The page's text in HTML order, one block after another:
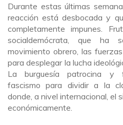
Durante estas últimas
reacción está desbocada y
completamente impunes.
socialdemócrata, que ha
movimiento obrero, las
para desplegar la lucha
La burguesía patrocina y
fascismo para dividir a la
donde, a nivel internacional, el
económicamente.